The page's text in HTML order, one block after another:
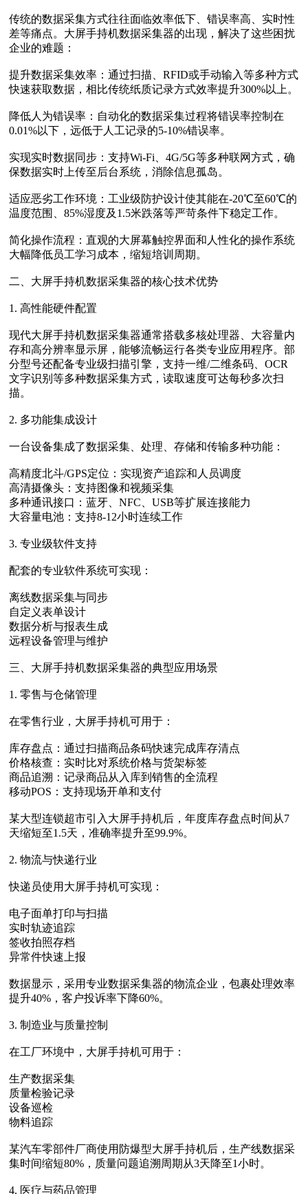
传统的数据采集方式往往面临效率低下、错误率高、实时性
差等痛点。大屏手持机数据采集器的出现，解决了这些困扰
企业的难题：
提升数据采集效率‌：通过扫描、RFID或手动输入等多种方式
快速获取数据，相比传统纸质记录方式效率提升300%以上。
降低人为错误率‌：自动化的数据采集过程将错误率控制在
0.01%以下，远低于人工记录的5-10%错误率。
实现实时数据同步‌：支持Wi-Fi、4G/5G等多种联网方式，确
保数据实时上传至后台系统，消除信息孤岛。
适应恶劣工作环境‌：工业级防护设计使其能在-20℃至60℃的
温度范围、85%湿度及1.5米跌落等严苛条件下稳定工作。
简化操作流程‌：直观的大屏幕触控界面和人性化的操作系统
大幅降低员工学习成本，缩短培训周期。
二、大屏手持机数据采集器的核心技术优势
1. 高性能硬件配置
现代大屏手持机数据采集器通常搭载多核处理器、大容量内
存和高分辨率显示屏，能够流畅运行各类专业应用程序。部
分型号还配备专业级扫描引擎，支持一维/二维条码、OCR
文字识别等多种数据采集方式，读取速度可达每秒多次扫
描。
2. 多功能集成设计
一台设备集成了数据采集、处理、存储和传输多种功能：
高精度北斗/GPS定位：实现资产追踪和人员调度
高清摄像头：支持图像和视频采集
多种通讯接口：蓝牙、NFC、USB等扩展连接能力
大容量电池：支持8-12小时连续工作
3. 专业级软件支持
配套的专业软件系统可实现：
离线数据采集与同步
自定义表单设计
数据分析与报表生成
远程设备管理与维护
三、大屏手持机数据采集器的典型应用场景
1. 零售与仓储管理
在零售行业，大屏手持机可用于：
库存盘点：通过扫描商品条码快速完成库存清点
价格核查：实时比对系统价格与货架标签
商品追溯：记录商品从入库到销售的全流程
移动POS：支持现场开单和支付
某大型连锁超市引入大屏手持机后，年度库存盘点时间从7
天缩短至1.5天，准确率提升至99.9%。
2. 物流与快递行业
快递员使用大屏手持机可实现：
电子面单打印与扫描
实时轨迹追踪
签收拍照存档
异常件快速上报
数据显示，采用专业数据采集器的物流企业，包裹处理效率
提升40%，客户投诉率下降60%。
3. 制造业与质量控制
在工厂环境中，大屏手持机可用于：
生产数据采集
质量检验记录
设备巡检
物料追踪
某汽车零部件厂商使用防爆型大屏手持机后，生产线数据采
集时间缩短80%，质量问题追溯周期从3天降至1小时。
4. 医疗与药品管理